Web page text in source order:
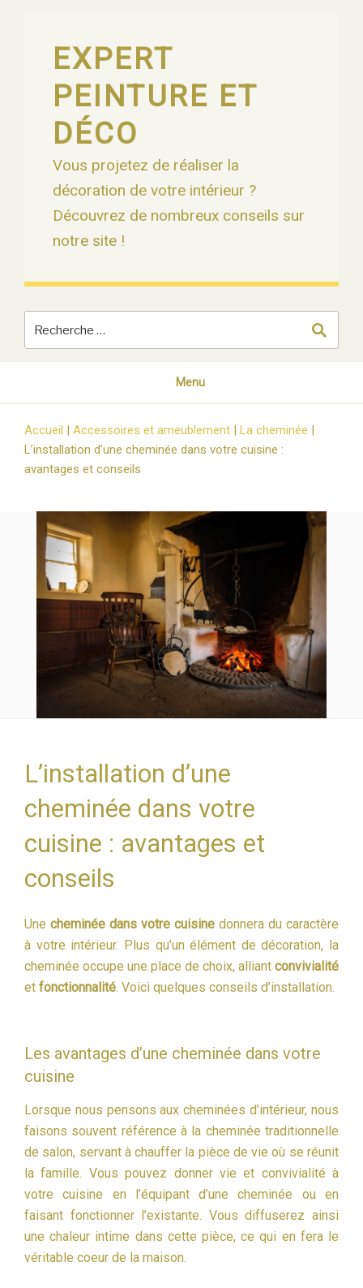
EXPERT
PEINTURE ET
DÉCO
Vous projetez de réaliser la
décoration de votre intérieur ?
Découvrez de nombreux conseils sur
notre site !
Menu
Accueil | Accessoires et ameublement | La cheminée |
L’installation d’une cheminée dans votre cuisine :
avantages et conseils
L’installation d’une
cheminée dans votre
cuisine : avantages et
conseils
Une cheminée dans votre cuisine donnera du caractère
à votre intérieur. Plus qu’un élément de décoration, la
cheminée occupe une place de choix, alliant convivialité
et fonctionnalité. Voici quelques conseils d’installation.
Les avantages d’une cheminée dans votre
cuisine
Lorsque nous pensons aux cheminées d’intérieur, nous
faisons souvent référence à la cheminée traditionnelle
de salon, servant à chauffer la pièce de vie où se réunit
la famille. Vous pouvez donner vie et convivialité à
votre cuisine en l’équipant d’une cheminée ou en
faisant fonctionner l’existante. Vous diffuserez ainsi
une chaleur intime dans cette pièce, ce qui en fera le
véritable coeur de la maison.